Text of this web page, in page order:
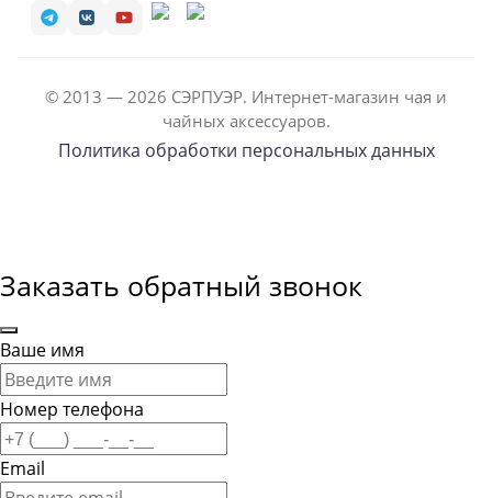
© 2013 — 2026 СЭРПУЭР. Интернет-магазин чая и
чайных аксессуаров.
Политика обработки персональных данных
Заказать обратный звонок
Ваше имя
Номер телефона
Email